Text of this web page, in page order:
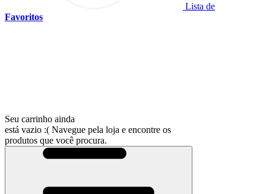
Lista de
Favoritos
Seu carrinho ainda
está vazio :( Navegue pela loja e encontre os
produtos que você procura.